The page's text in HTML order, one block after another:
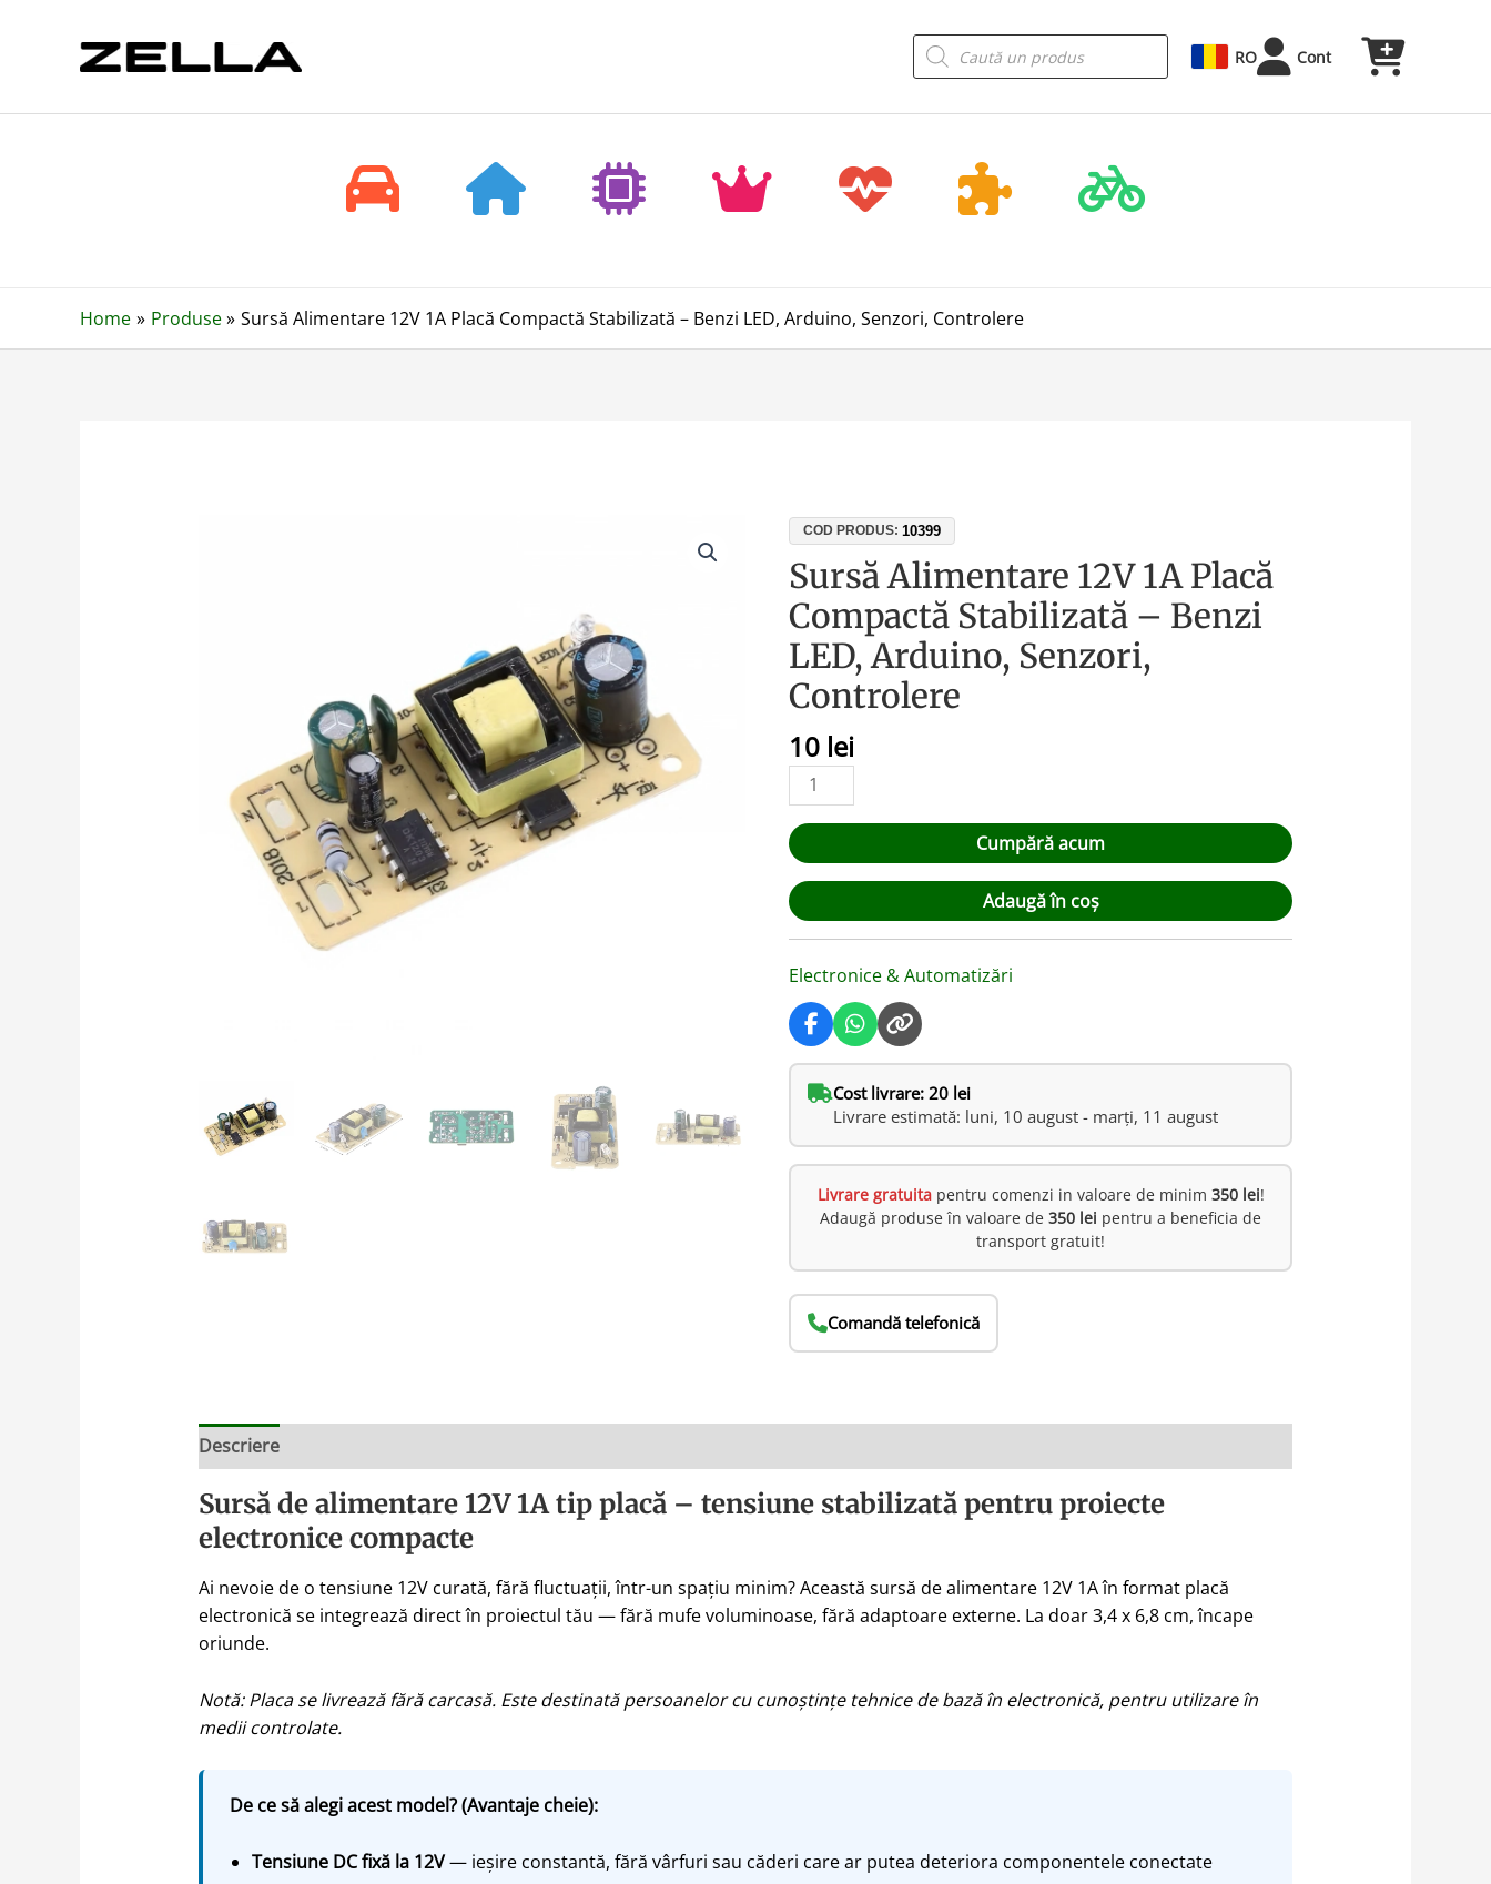
Products
search RO Cont
Home Produse Sursă Alimentare 12V 1A Placă Compactă Stabilizată – Benzi LED, Arduino, Senzori, Controlere
COD PRODUS:10399
Sursă Alimentare 12V 1A Placă
Compactă Stabilizată – Benzi
LED, Arduino, Senzori,
Controlere
10 lei
Cantitate
Alimentare
12V
1A
Placă
Compactă
–
Benzi
LED,
Arduino,
Senzori,
Controlere
Cumpără acum
Adaugă în coș
Electronice & Automatizări
Cost livrare: 20 lei
Livrare estimată: luni, 10 august - marți, 11 august
Livrare gratuitapentru comenzi in valoare de minim 350 lei!
Adaugă produse în valoare de350 lei pentru a beneficia de
transport gratuit!
Comandă telefonică
Descriere
Sursă de alimentare 12V 1A tip placă – tensiune stabilizată pentru proiecte
electronice compacte
Ai nevoie de o tensiune 12V curată, fără fluctuații, într-un spațiu minim? Această sursă de alimentare 12V 1A în format placă
electronică se integrează direct în proiectul tău — fără mufe voluminoase, fără adaptoare externe. La doar 3,4 x 6,8 cm, încape
oriunde.
Notă: Placa se livrează fără carcasă. Este destinată persoanelor cu cunoștințe tehnice de bază în electronică, pentru utilizare în
medii controlate.
De ce să alegi acest model? (Avantaje cheie):
Tensiune DC fixă la 12V— ieșire constantă, fără vârfuri sau căderi care ar putea deteriora componentele conectate